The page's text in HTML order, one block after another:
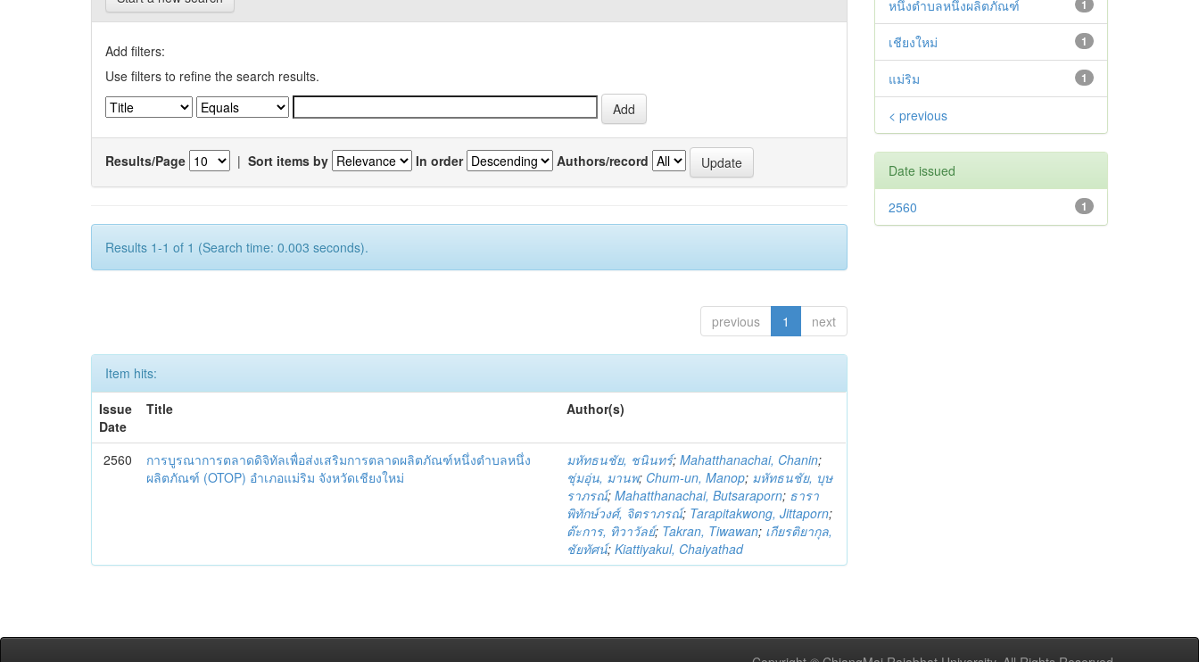
Add filters:
Use filters to refine the search results.
Results/Page | Sort items by In order Authors/record
Results 1-1 of 1 (Search time: 0.003 seconds).
previous 1 next
Item hits:
Issue
Date
Title Author(s)
2560
การบูรณาการตลาดดิจิทัลเพื่อส่งเสริมการตลาดผลิตภัณฑ์หนึ่งตำบลหนึ่ง
ผลิตภัณฑ์ (OTOP) อำเภอแม่ริม จังหวัดเชียงใหม่
มหัทธนชัย, ชนินทร์;Mahatthanachai, Chanin;
ชุ่มอุ่น, มานพ; Chum-un, Manop; มหัทธนชัย, บุษ
ราภรณ์;Mahatthanachai, Butsaraporn; ธารา
พิทักษ์วงศ์, จิตราภรณ์; Tarapitakwong, Jittaporn;
ต๊ะการ, ทิวาวัลย์; Takran, Tiwawan; เกียรติยากุล,
ชัยทัศน์;Kiattiyakul, Chaiyathad
1
หนึ่งตำบลหนึ่งผลิตภัณฑ์
1
เชียงใหม่
1
แม่ริม
< previous
Date issued
1
2560